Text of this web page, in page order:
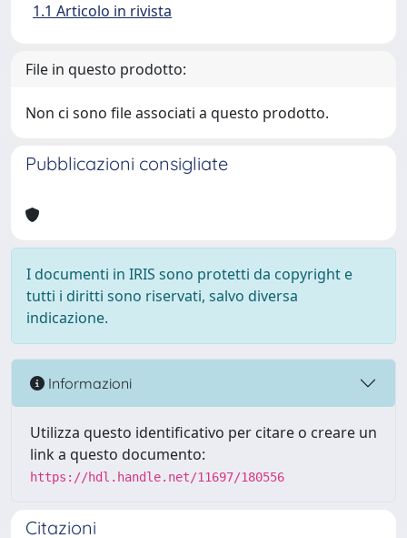
1.1 Articolo in rivista
File in questo prodotto:
Non ci sono file associati a questo prodotto.
Pubblicazioni consigliate
I documenti in IRIS sono protetti da copyright e
tutti i diritti sono riservati, salvo diversa
indicazione.
Informazioni
Utilizza questo identificativo per citare o creare un
link a questo documento:
https://hdl.handle.net/11697/180556
Citazioni